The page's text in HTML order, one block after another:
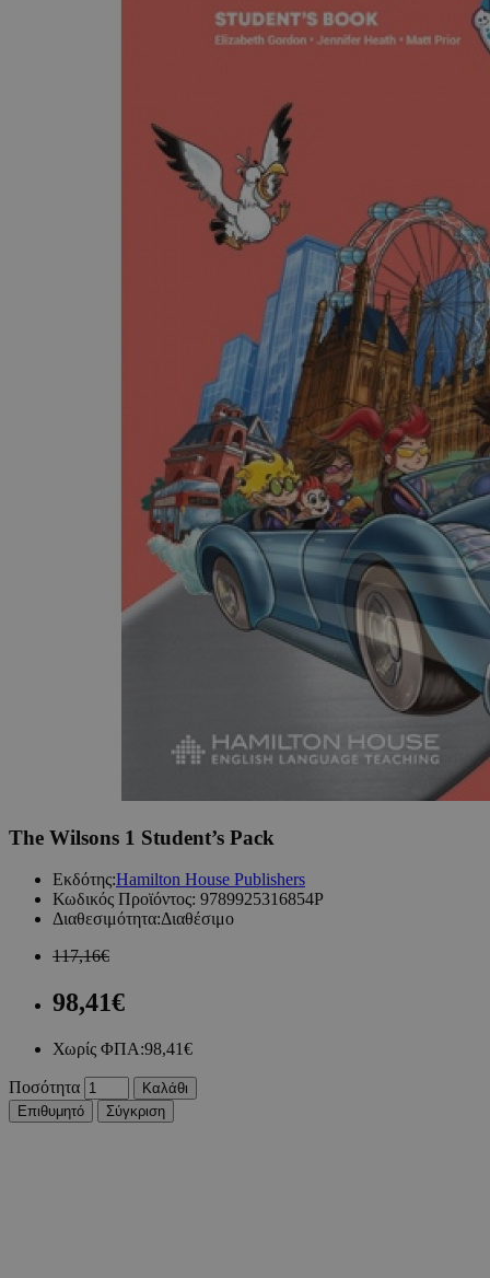
The Wilsons 1 Student’s Pack
Εκδότης:Hamilton House Publishers
Κωδικός Προϊόντος: 9789925316854P
Διαθεσιμότητα:Διαθέσιμο
117,16€
98,41€
Χωρίς ΦΠΑ:98,41€
Ποσότητα
Καλάθι
Επιθυμητό
Σύγκριση